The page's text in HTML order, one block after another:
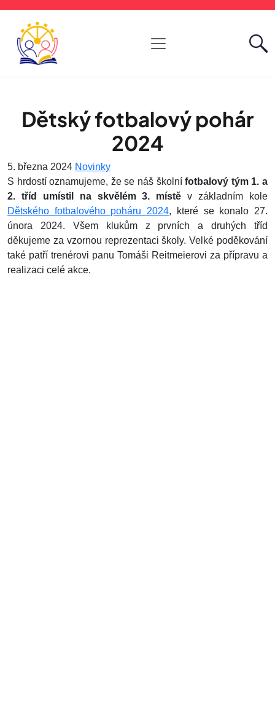
Dětský fotbalový pohár
2024
5. března 2024 Novinky
S hrdostí oznamujeme, že se náš školnífotbalový tým 1. a
2. tříd umístil na skvělém 3. místě v základním kole
Dětského fotbalového poháru 2024, které se konalo 27.
února 2024. Všem klukům z prvních a druhých tříd
děkujeme za vzornou reprezentaci školy. Velké poděkování
také patří trenérovi panu Tomáši Reitmeierovi za přípravu a
realizaci celé akce.